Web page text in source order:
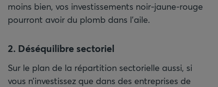
moins bien, vos investissements noir-jaune-rouge
pourront avoir du plomb dans l’aile.
2. Déséquilibre sectoriel
Sur le plan de la répartition sectorielle aussi, si
vous n’investissez que dans des entreprises de